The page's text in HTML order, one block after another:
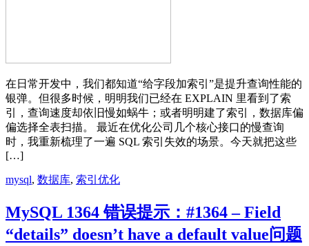
在日常开发中，我们都知道“给字段加索引”是提升查询性能的
银弹。但很多时候，明明我们已经在 EXPLAIN 里看到了索
引，查询速度却依旧慢如蜗牛；或者明明建了索引，数据库偏
偏选择全表扫描。 最近在优化公司几个核心接口的慢查询
时，我重新梳理了一遍 SQL 索引失效的场景。今天就把这些
[…]
mysql, 数据库, 索引优化
MySQL 1364 错误提示：#1364 – Field
“details” doesn’t have a default value问题